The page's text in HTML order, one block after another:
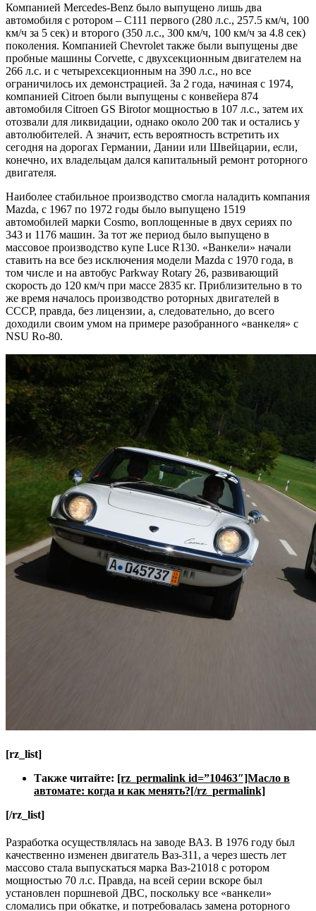
Компанией Mercedes-Benz было выпущено лишь два
автомобиля с ротором – С111 первого (280 л.с., 257.5 км/ч, 100
км/ч за 5 сек) и второго (350 л.с., 300 км/ч, 100 км/ч за 4.8 сек)
поколения. Компанией Chevrolet также были выпущены две
пробные машины Corvette, с двухсекционным двигателем на
266 л.с. и с четырехсекционным на 390 л.с., но все
ограничилось их демонстрацией. За 2 года, начиная с 1974,
компанией Citroen были выпущены с конвейера 874
автомобиля Citroen GS Birotor мощностью в 107 л.с., затем их
отозвали для ликвидации, однако около 200 так и остались у
автолюбителей. А значит, есть вероятность встретить их
сегодня на дорогах Германии, Дании или Швейцарии, если,
конечно, их владельцам дался капитальный ремонт роторного
двигателя.
Наиболее стабильное производство смогла наладить компания
Mazda, с 1967 по 1972 годы было выпущено 1519
автомобилей марки Cosmo, воплощенные в двух сериях по
343 и 1176 машин. За тот же период было выпущено в
массовое производство купе Luce R130. «Ванкели» начали
ставить на все без исключения модели Mazda с 1970 года, в
том числе и на автобус Parkway Rotary 26, развивающий
скорость до 120 км/ч при массе 2835 кг. Приблизительно в то
же время началось производство роторных двигателей в
СССР, правда, без лицензии, а, следовательно, до всего
доходили своим умом на примере разобранного «ванкеля» с
NSU Ro-80.
[rz_list]
Также читайте: [rz_permalink id=”10463″]Масло в
автомате: когда и как менять?[/rz_permalink]
[/rz_list]
Разработка осуществлялась на заводе ВАЗ. В 1976 году был
качественно изменен двигатель Ваз-311, а через шесть лет
массово стала выпускаться марка Ваз-21018 с ротором
мощностью 70 л.с. Правда, на всей серии вскоре был
установлен поршневой ДВС, поскольку все «ванкели»
сломались при обкатке, и потребовалась замена роторного